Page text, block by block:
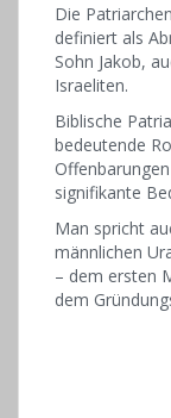
Die
definiert als
Sohn Jakob,
Israeliten.
Biblische
bedeutende
signifikante
Man spricht
männlichen
– dem ersten
dem